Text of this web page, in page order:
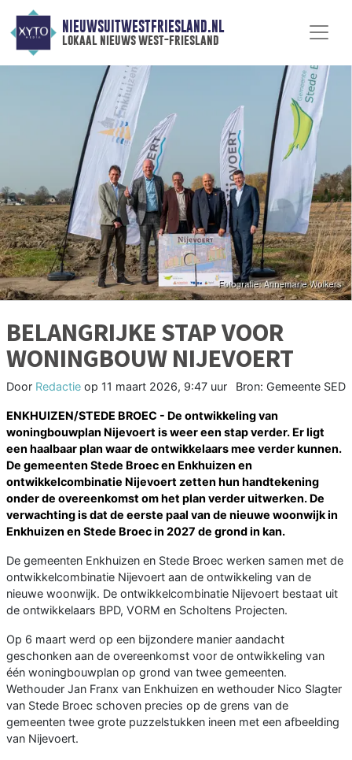
NIEUWSUITWESTFRIESLAND.NL
lokaal nieuws west-friesland
BELANGRIJKE STAP VOOR
WONINGBOUW NIJEVOERT
Door Redactie op 11 maart 2026, 9:47 uur Bron: Gemeente SED
ENKHUIZEN/STEDE BROEC - De ontwikkeling van
woningbouwplan Nijevoert is weer een stap verder. Er ligt
een haalbaar plan waar de ontwikkelaars mee verder kunnen.
De gemeenten Stede Broec en Enkhuizen en
ontwikkelcombinatie Nijevoert zetten hun handtekening
onder de overeenkomst om het plan verder uitwerken. De
verwachting is dat de eerste paal van de nieuwe woonwijk in
Enkhuizen en Stede Broec in 2027 de grond in kan.
De gemeenten Enkhuizen en Stede Broec werken samen met de
ontwikkelcombinatie Nijevoert aan de ontwikkeling van de
nieuwe woonwijk. De ontwikkelcombinatie Nijevoert bestaat uit
de ontwikkelaars BPD, VORM en Scholtens Projecten.
Op 6 maart werd op een bijzondere manier aandacht
geschonken aan de overeenkomst voor de ontwikkeling van
één woningbouwplan op grond van twee gemeenten.
Wethouder Jan Franx van Enkhuizen en wethouder Nico Slagter
van Stede Broec schoven precies op de grens van de
gemeenten twee grote puzzelstukken ineen met een afbeelding
van Nijevoert.